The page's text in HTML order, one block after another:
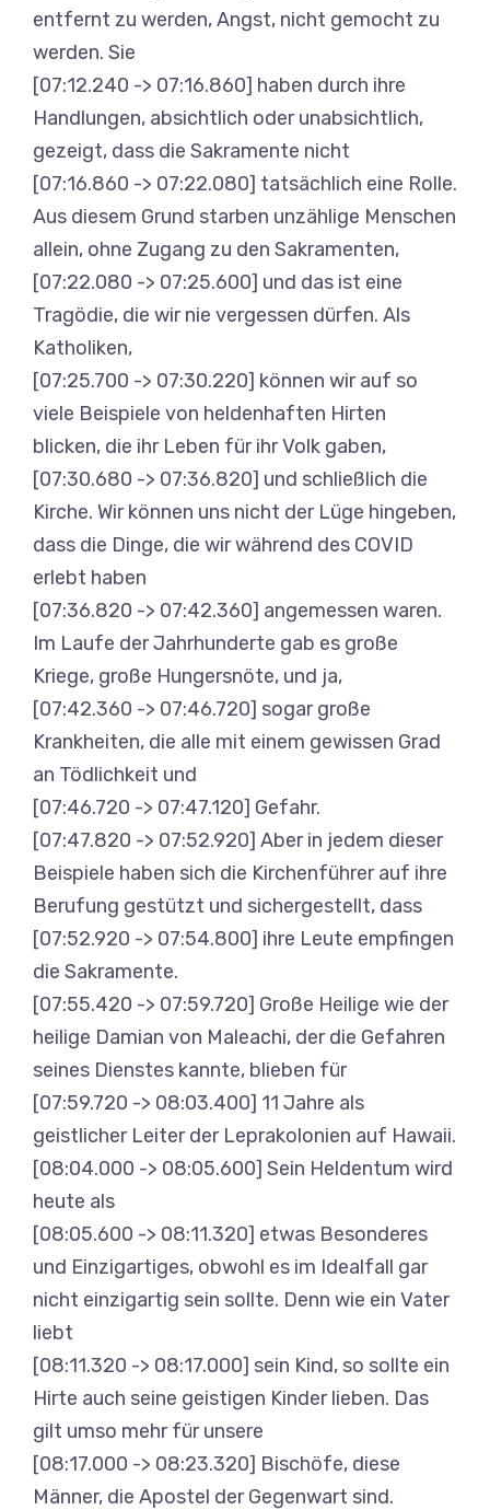
entfernt zu werden, Angst, nicht gemocht zu
werden. Sie
[07:12.240 -> 07:16.860] haben durch ihre
Handlungen, absichtlich oder unabsichtlich,
gezeigt, dass die Sakramente nicht
[07:16.860 -> 07:22.080] tatsächlich eine Rolle.
Aus diesem Grund starben unzählige Menschen
allein, ohne Zugang zu den Sakramenten,
[07:22.080 -> 07:25.600] und das ist eine
Tragödie, die wir nie vergessen dürfen. Als
Katholiken,
[07:25.700 -> 07:30.220] können wir auf so
viele Beispiele von heldenhaften Hirten
blicken, die ihr Leben für ihr Volk gaben,
[07:30.680 -> 07:36.820] und schließlich die
Kirche. Wir können uns nicht der Lüge hingeben,
dass die Dinge, die wir während des COVID
erlebt haben
[07:36.820 -> 07:42.360] angemessen waren.
Im Laufe der Jahrhunderte gab es große
Kriege, große Hungersnöte, und ja,
[07:42.360 -> 07:46.720] sogar große
Krankheiten, die alle mit einem gewissen Grad
an Tödlichkeit und
[07:46.720 -> 07:47.120] Gefahr.
[07:47.820 -> 07:52.920] Aber in jedem dieser
Beispiele haben sich die Kirchenführer auf ihre
Berufung gestützt und sichergestellt, dass
[07:52.920 -> 07:54.800] ihre Leute empfingen
die Sakramente.
[07:55.420 -> 07:59.720] Große Heilige wie der
heilige Damian von Maleachi, der die Gefahren
seines Dienstes kannte, blieben für
[07:59.720 -> 08:03.400] 11 Jahre als
geistlicher Leiter der Leprakolonien auf Hawaii.
[08:04.000 -> 08:05.600] Sein Heldentum wird
heute als
[08:05.600 -> 08:11.320] etwas Besonderes
und Einzigartiges, obwohl es im Idealfall gar
nicht einzigartig sein sollte. Denn wie ein Vater
liebt
[08:11.320 -> 08:17.000] sein Kind, so sollte ein
Hirte auch seine geistigen Kinder lieben. Das
gilt umso mehr für unsere
[08:17.000 -> 08:23.320] Bischöfe, diese
Männer, die Apostel der Gegenwart sind.